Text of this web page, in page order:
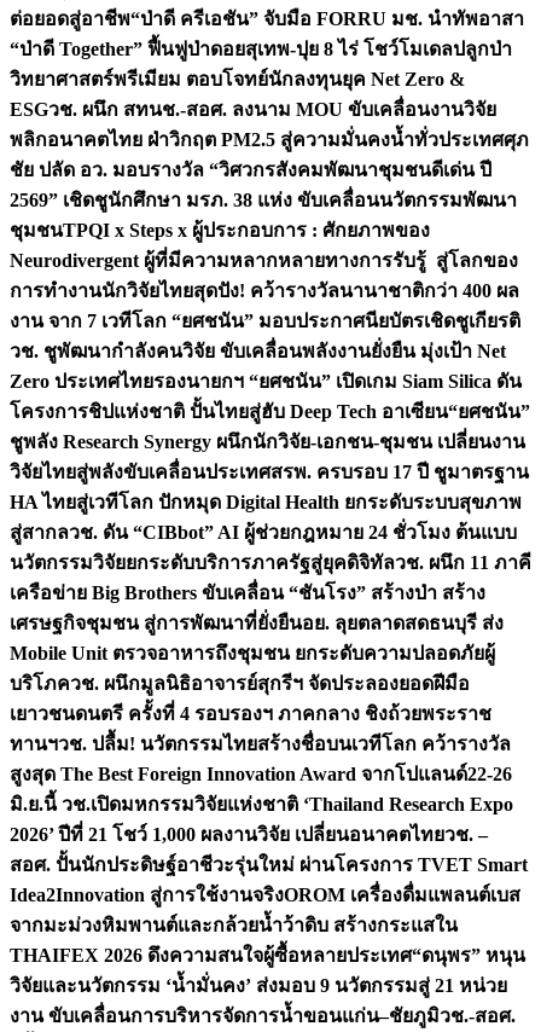
ต่อยอดสู่อาชีพ“ป่าดี ครีเอชัน” จับมือ FORRU มช. นำทัพอาสา
“ป่าดี Together” ฟื้นฟูป่าดอยสุเทพ-ปุย 8 ไร่ โชว์โมเดลปลูกป่า
วิทยาศาสตร์พรีเมียม ตอบโจทย์นักลงทุนยุค Net Zero &
ESGวช. ผนึก สทนช.-สอศ. ลงนาม MOU ขับเคลื่อนงานวิจัย
พลิกอนาคตไทย ฝ่าวิกฤต PM2.5 สู่ความมั่นคงน้ำทั่วประเทศศุภ
ชัย ปลัด อว. มอบรางวัล “วิศวกรสังคมพัฒนาชุมชนดีเด่น ปี
2569” เชิดชูนักศึกษา มรภ. 38 แห่ง ขับเคลื่อนนวัตกรรมพัฒนา
ชุมชนTPQI x Steps x ผู้ประกอบการ : ศักยภาพของ
Neurodivergent ผู้ที่มีความหลากหลายทางการรับรู้ สู่โลกของ
การทำงานนักวิจัยไทยสุดปัง! คว้ารางวัลนานาชาติกว่า 400 ผล
งาน จาก 7 เวทีโลก “ยศชนัน” มอบประกาศนียบัตรเชิดชูเกียรติ
วช. ชูพัฒนากำลังคนวิจัย ขับเคลื่อนพลังงานยั่งยืน มุ่งเป้า Net
Zero ประเทศไทยรองนายกฯ “ยศชนัน” เปิดเกม Siam Silica ดัน
โครงการชิปแห่งชาติ ปั้นไทยสู่ฮับ Deep Tech อาเซียน“ยศชนัน”
ชูพลัง Research Synergy ผนึกนักวิจัย-เอกชน-ชุมชน เปลี่ยนงาน
วิจัยไทยสู่พลังขับเคลื่อนประเทศสรพ. ครบรอบ 17 ปี ชูมาตรฐาน
HA ไทยสู่เวทีโลก ปักหมุด Digital Health ยกระดับระบบสุขภาพ
สู่สากลวช. ดัน “CIBbot” AI ผู้ช่วยกฎหมาย 24 ชั่วโมง ต้นแบบ
นวัตกรรมวิจัยยกระดับบริการภาครัฐสู่ยุคดิจิทัลวช. ผนึก 11 ภาคี
เครือข่าย Big Brothers ขับเคลื่อน “ชันโรง” สร้างป่า สร้าง
เศรษฐกิจชุมชน สู่การพัฒนาที่ยั่งยืนอย. ลุยตลาดสดธนบุรี ส่ง
Mobile Unit ตรวจอาหารถึงชุมชน ยกระดับความปลอดภัยผู้
บริโภควช. ผนึกมูลนิธิอาจารย์สุกรีฯ จัดประลองยอดฝีมือ
เยาวชนดนตรี ครั้งที่ 4 รอบรองฯ ภาคกลาง ชิงถ้วยพระราช
ทานฯวช. ปลื้ม! นวัตกรรมไทยสร้างชื่อบนเวทีโลก คว้ารางวัล
สูงสุด The Best Foreign Innovation Award จากโปแลนด์22-26
มิ.ย.นี้ วช.เปิดมหกรรมวิจัยแห่งชาติ ‘Thailand Research Expo
2026’ ปีที่ 21 โชว์ 1,000 ผลงานวิจัย เปลี่ยนอนาคตไทยวช. –
สอศ. ปั้นนักประดิษฐ์อาชีวะรุ่นใหม่ ผ่านโครงการ TVET Smart
Idea2Innovation สู่การใช้งานจริงOROM เครื่องดื่มแพลนต์เบส
จากมะม่วงหิมพานต์และกล้วยน้ำว้าดิบ สร้างกระแสใน
THAIFEX 2026 ดึงความสนใจผู้ซื้อหลายประเทศ“ดนุพร” หนุน
วิจัยและนวัตกรรม ‘น้ำมั่นคง’ ส่งมอบ 9 นวัตกรรมสู่ 21 หน่วย
งาน ขับเคลื่อนการบริหารจัดการน้ำขอนแก่น–ชัยภูมิวช.-สอศ.